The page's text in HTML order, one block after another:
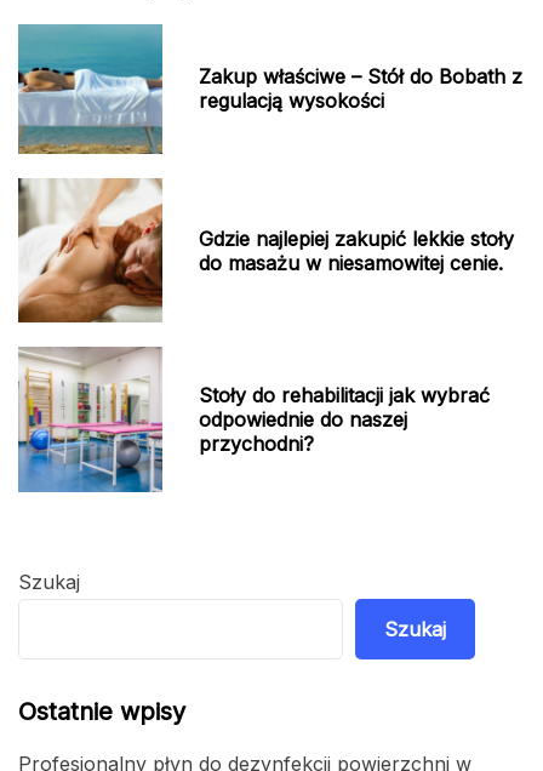
Zakup właściwe – Stół do Bobath z
regulacją wysokości
Gdzie najlepiej zakupić lekkie stoły
do masażu w niesamowitej cenie.
Stoły do rehabilitacji jak wybrać
odpowiednie do naszej
przychodni?
Szukaj
Szukaj
Ostatnie wpisy
Profesjonalny płyn do dezynfekcji powierzchni w